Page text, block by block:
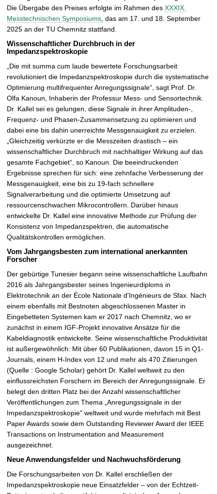
Die Übergabe des Preises erfolgte im Rahmen des XXXIX.
Messtechnischen Symposiums, das am 17. und 18. September
2025 an der TU Chemnitz stattfand.
Wissenschaftlicher Durchbruch in der
Impedanzspektroskopie
„Die mit summa cum laude bewertete Forschungsarbeit
revolutioniert die Impedanzspektroskopie durch die systematische
Optimierung multifrequenter Anregungssignale“, sagt Prof. Dr.
Olfa Kanoun, Inhaberin der Professur Mess- und Sensortechnik.
Dr. Kallel sei es gelungen, diese Signale in ihrer Amplituden-,
Frequenz- und Phasen-Zusammensetzung zu optimieren und
dabei eine bis dahin unerreichte Messgenauigkeit zu erzielen.
„Gleichzeitig verkürzte er die Messzeiten drastisch – ein
wissenschaftlicher Durchbruch mit nachhaltiger Wirkung auf das
gesamte Fachgebiet“, so Kanoun. Die beeindruckenden
Ergebnisse sprechen für sich: eine zehnfache Verbesserung der
Messgenauigkeit, eine bis zu 19-fach schnellere
Signalverarbeitung und die optimierte Umsetzung auf
ressourcenschwachen Mikrocontrollern. Darüber hinaus
entwickelte Dr. Kallel eine innovative Methode zur Prüfung der
Konsistenz von Impedanzspektren, die automatische
Qualitätskontrollen ermöglichen.
Vom Jahrgangsbesten zum international anerkannten
Forscher
Der gebürtige Tunesier begann seine wissenschaftliche Laufbahn
2016 als Jahrgangsbester seines Ingenieurdiploms in
Elektrotechnik an der École Nationale d'Ingénieurs de Sfax. Nach
einem ebenfalls mit Bestnoten abgeschlossenen Master in
Eingebetteten Systemen kam er 2017 nach Chemnitz, wo er
zunächst in einem IGF-Projekt innovative Ansätze für die
Kabeldiagnostik entwickelte. Seine wissenschaftliche Produktivität
ist außergewöhnlich: Mit über 60 Publikationen, davon 15 in Q1-
Journals, einem H-Index von 12 und mehr als 470 Zitierungen
(Quelle : Google Scholar) gehört Dr. Kallel weltweit zu den
einflussreichsten Forschern im Bereich der Anregungssignale. Er
belegt den dritten Platz bei der Anzahl wissenschaftlicher
Veröffentlichungen zum Thema „Anregungssignale in der
Impedanzspektroskopie" weltweit und wurde mehrfach mit Best
Paper Awards sowie dem Outstanding Reviewer Award der IEEE
Transactions on Instrumentation and Measurement
ausgezeichnet.
Neue Anwendungsfelder und Nachwuchsförderung
Die Forschungsarbeiten von Dr. Kallel erschließen der
Impedanzspektroskopie neue Einsatzfelder – von der Echtzeit-